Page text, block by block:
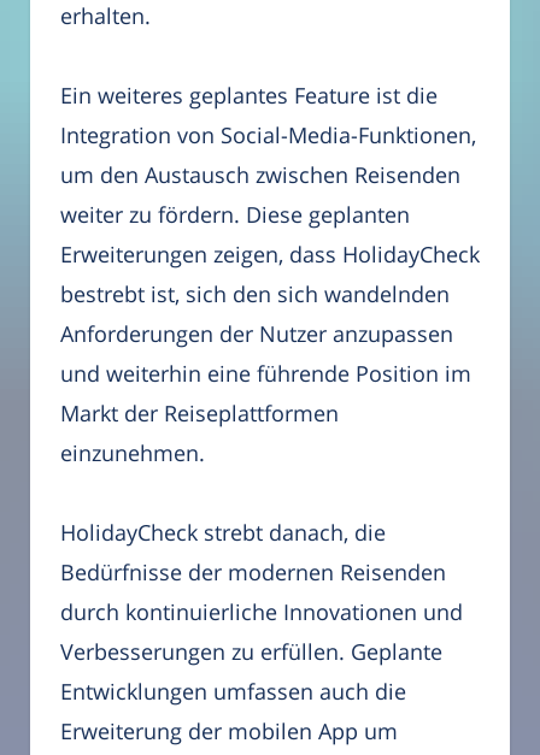
erhalten.
Ein weiteres geplantes Feature ist die
Integration von Social-Media-Funktionen,
um den Austausch zwischen Reisenden
weiter zu fördern. Diese geplanten
Erweiterungen zeigen, dass HolidayCheck
bestrebt ist, sich den sich wandelnden
Anforderungen der Nutzer anzupassen
und weiterhin eine führende Position im
Markt der Reiseplattformen
einzunehmen.
HolidayCheck strebt danach, die
Bedürfnisse der modernen Reisenden
durch kontinuierliche Innovationen und
Verbesserungen zu erfüllen. Geplante
Entwicklungen umfassen auch die
Erweiterung der mobilen App um